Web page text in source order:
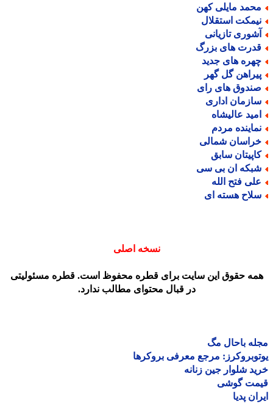
مایلی کهن
استقلال
تازیانی
های بزرگ
های جدید
گل گهر
های رای
اداری
عالیشاه
مردم
شمالی
سابق
ان بی سی
فتح الله
هسته ای
نسخه اصلی
حقوق این سایت برای قطره محفوظ است. قطره مسئولیتی
در قبال محتوای مطالب ندارد.
باحال مگ
مرجع معرفی بروکرها
شلوار جین زنانه
گوشی
پدیا